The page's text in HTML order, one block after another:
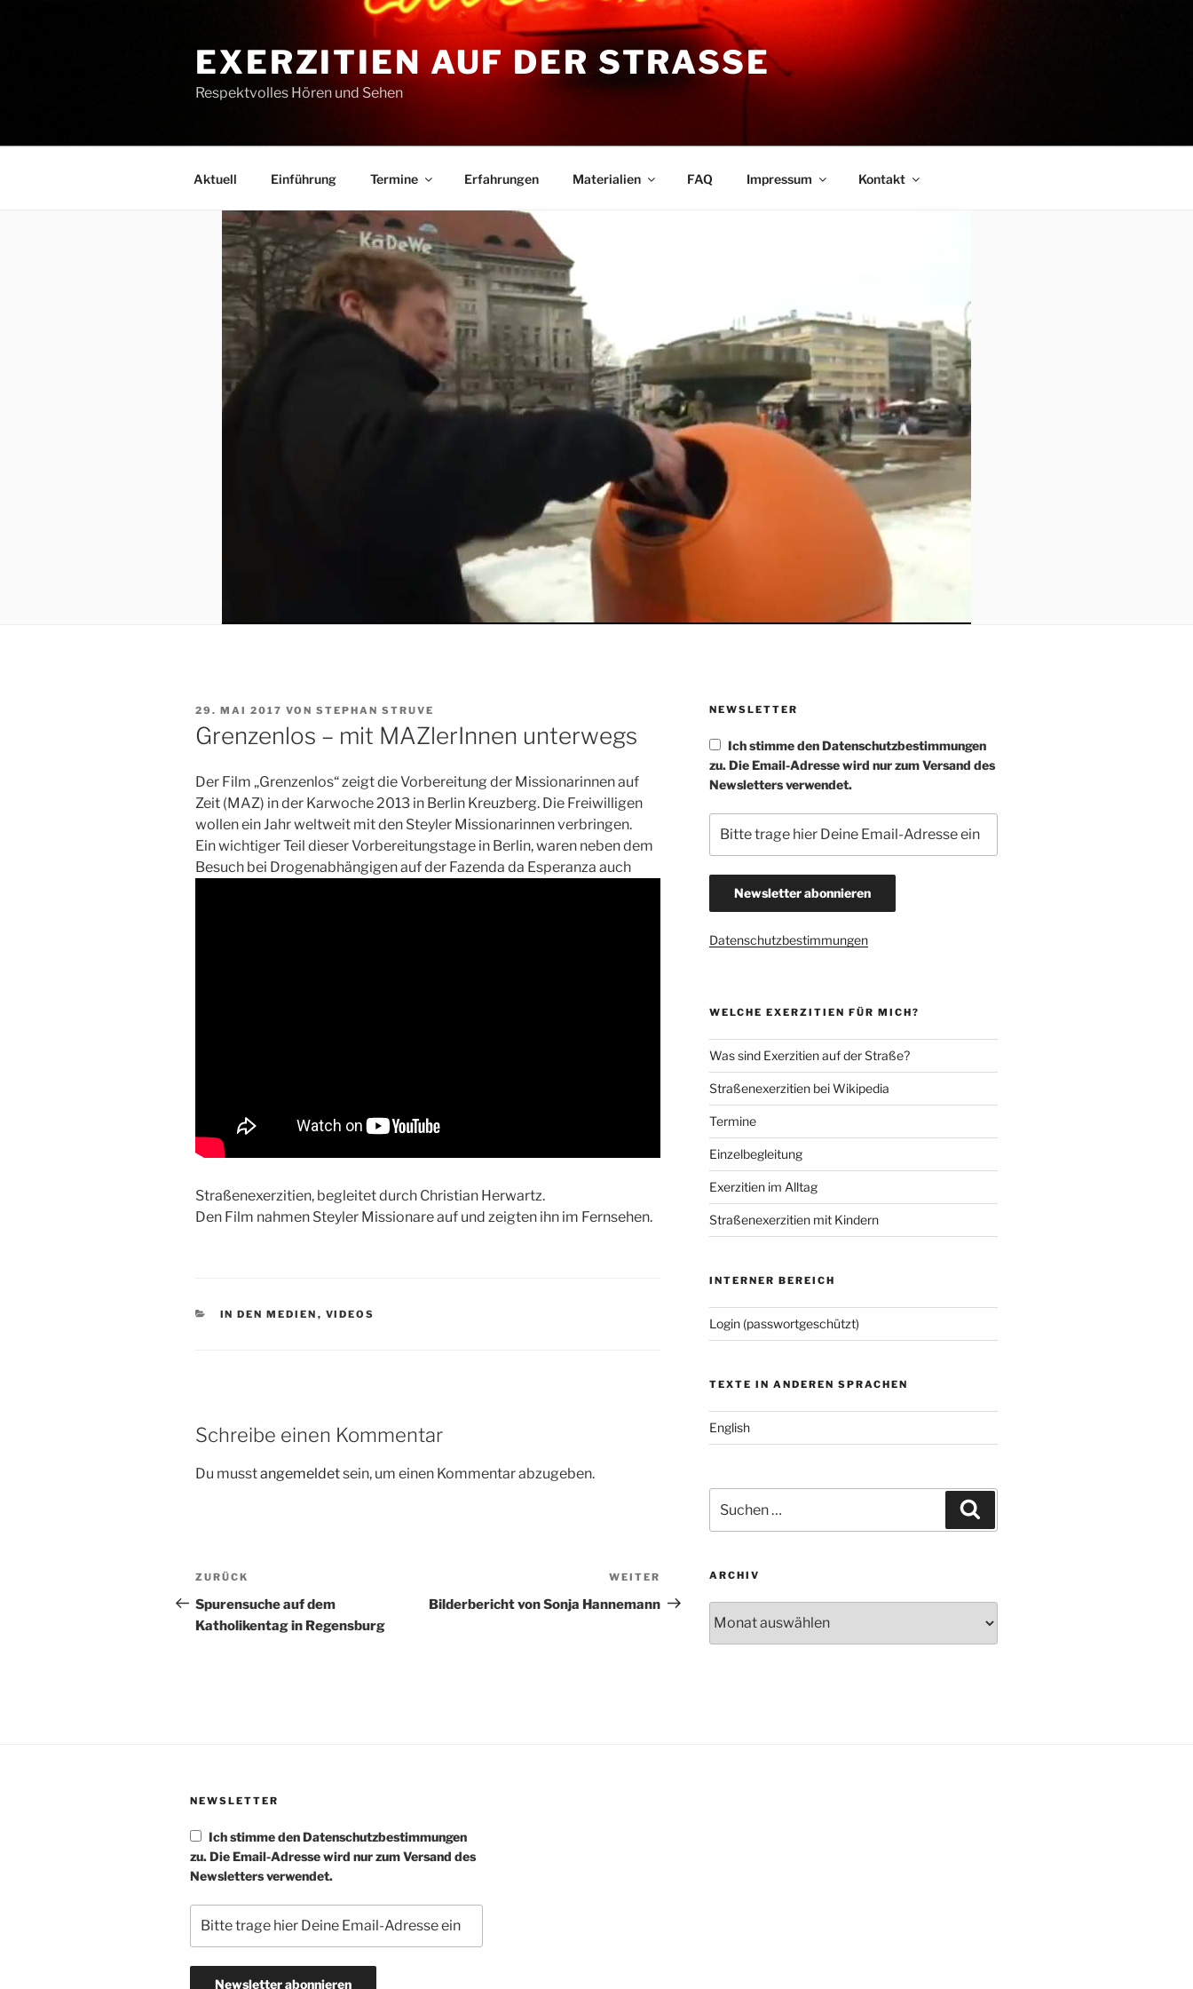
EXERZITIEN AUF DER STRASSE
Respektvolles Hören und Sehen
Aktuell Einführung Termine Erfahrungen Materialien FAQ Impressum Kontakt
VERÖFFENTLICHT
AM
29. MAI 2017 VON STEPHAN STRUVE
Grenzenlos – mit MAZlerInnen unterwegs
Der Film „Grenzenlos“ zeigt die Vorbereitung der Missionarinnen auf
Zeit (MAZ) in der Karwoche 2013 in Berlin Kreuzberg. Die Freiwilligen
wollen ein Jahr weltweit mit den Steyler Missionarinnen verbringen.
Ein wichtiger Teil dieser Vorbereitungstage in Berlin, waren neben dem
Besuch bei Drogenabhängigen auf der Fazenda da Esperanza auch
Straßenexerzitien, begleitet durch Christian Herwartz.
Den Film nahmen Steyler Missionare auf und zeigten ihn im Fernsehen.
KATEGORIEN
IN DEN MEDIEN , VIDEOS
Schreibe einen Kommentar
Du musstangemeldetsein, um einen Kommentar abzugeben.
Beitragsnavigation
Vorheriger
Beitrag
ZURÜCK
Spurensuche auf dem
Katholikentag in Regensburg
Nächster
Beitrag
WEITER
Bilderbericht von Sonja Hannemann
NEWSLETTER
Ich stimme den Datenschutzbestimmungen
zu. Die Email-Adresse wird nur zum Versand des
Newsletters verwendet.
Datenschutzbestimmungen
WELCHE EXERZITIEN FÜR MICH?
Was sind Exerzitien auf der Straße?
Straßenexerzitien bei Wikipedia
Termine
Einzelbegleitung
Exerzitien im Alltag
Straßenexerzitien mit Kindern
INTERNER BEREICH
Login (passwortgeschützt)
TEXTE IN ANDEREN SPRACHEN
English
nach:
ARCHIV
NEWSLETTER
Ich stimme den Datenschutzbestimmungen
zu. Die Email-Adresse wird nur zum Versand des
Newsletters verwendet.